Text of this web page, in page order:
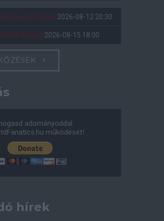
United 2026-08-12 20:30
United 2026-08-15 18:00
adományoddal
működését!
hírek